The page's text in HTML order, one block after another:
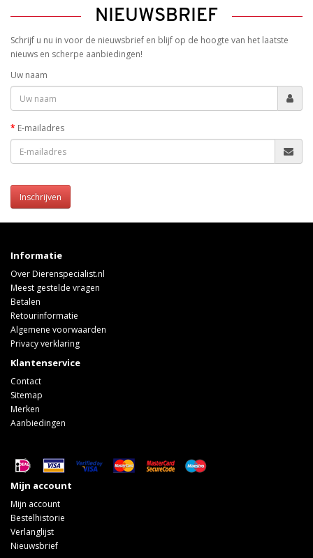
NIEUWSBRIEF
Schrijf u nu in voor de nieuwsbrief en blijf op de hoogte van het laatste
nieuws en scherpe aanbiedingen!
Uw naam
E-mailadres
Inschrijven
Informatie
Over Dierenspecialist.nl
Meest gestelde vragen
Betalen
Retourinformatie
Algemene voorwaarden
Privacy verklaring
Klantenservice
Contact
Sitemap
Merken
Aanbiedingen
Mijn account
Mijn account
Bestelhistorie
Verlanglijst
Nieuwsbrief